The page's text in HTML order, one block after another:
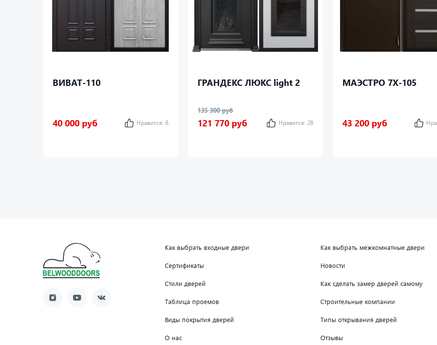
ВИВАТ-110
40 000 руб Нравится: 6
ГРАНДЕКС ЛЮКС light 2
135 300 руб
121 770 руб Нравится: 28
МАЭСТРО 7Х-105
43 200 руб
Как выбрать входные двери Как выбрать межкомнатные двери
Сертификаты Новости
Стили дверей Как сделать замер дверей самому
Таблица проемов Строительные компании
Виды покрытия дверей Типы открывания дверей
О нас Отзывы